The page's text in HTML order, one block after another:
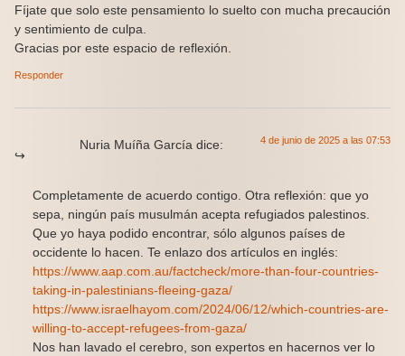
Fíjate que solo este pensamiento lo suelto con mucha precaución
y sentimiento de culpa.
Gracias por este espacio de reflexión.
Responder
Nuria Muíña García dice: 4 de junio de 2025 a las 07:53
Completamente de acuerdo contigo. Otra reflexión: que yo
sepa, ningún país musulmán acepta refugiados palestinos.
Que yo haya podido encontrar, sólo algunos países de
occidente lo hacen. Te enlazo dos artículos en inglés:
https://www.aap.com.au/factcheck/more-than-four-countries-
taking-in-palestinians-fleeing-gaza/
https://www.israelhayom.com/2024/06/12/which-countries-are-
willing-to-accept-refugees-from-gaza/
Nos han lavado el cerebro, son expertos en hacernos ver lo